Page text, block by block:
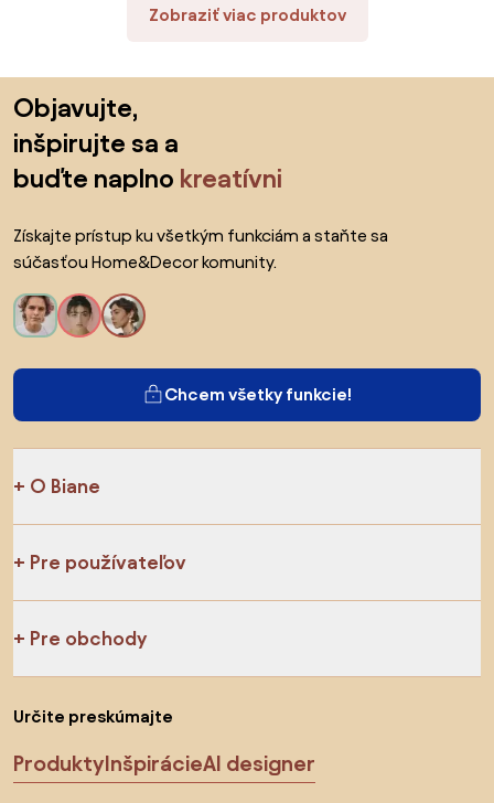
Zobraziť viac produktov
Objavujte,
inšpirujte sa a
buďte naplno kreatívni
Získajte prístup ku všetkým funkciám a staňte sa
súčasťou Home&Decor komunity.
Chcem všetky funkcie!
O Biane
Pre používateľov
Pre obchody
Určite preskúmajte
ProduktyInšpirácieAI designer